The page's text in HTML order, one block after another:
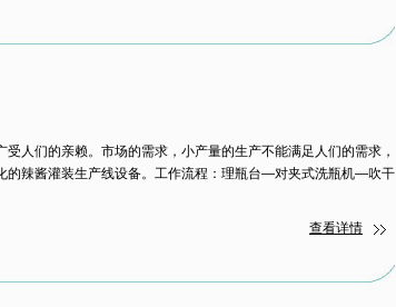
受人们的亲赖。市场的需求，小产量的生产不能满足人们的需求，
的辣酱灌装生产线设备。工作流程：理瓶台—对夹式洗瓶机—吹干
查看详情